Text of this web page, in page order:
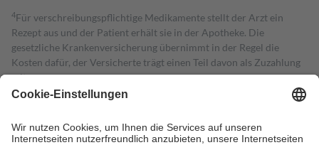
4Für verschreibungspflichtige Medikamente stellt der Arzt ein
Rezept aus und der Patient erhält sie in der Apotheke. Die
gesetzliche Krankenversicherung übernimmt in der Regel die
Kosten dafür, der Versicherte trägt einen Teil davon als Zuzahlung
mit.
Grundsätzlich leisten Mitglieder Zuzahlungen in Höhe von zehn
höchstens zehn Euro.
Es sind jedoch nie mehr als die tatsächlichen
Kosten der Leistung zu entrichten.